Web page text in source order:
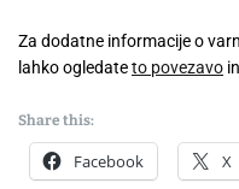
Za dodatne informacije o
lahko ogledateto povezavo in
Share this:
Facebook X